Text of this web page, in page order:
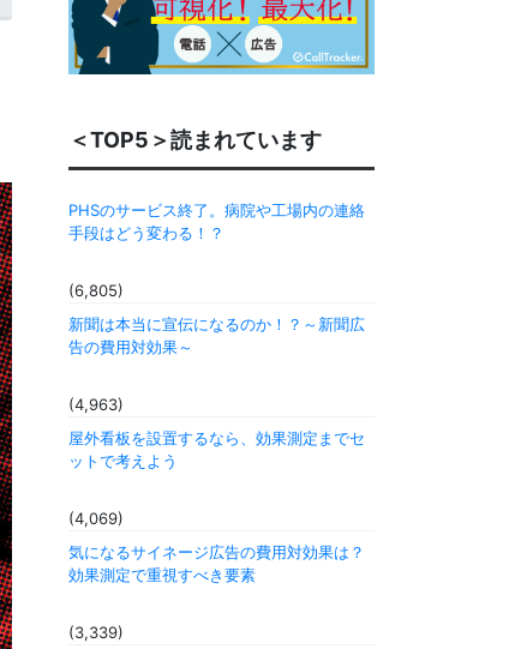
＜TOP5＞読まれています
PHSのサービス終了。病院や工場内の連絡
手段はどう変わる！？
(6,805)
新聞は本当に宣伝になるのか！？～新聞広
告の費用対効果～
(4,963)
屋外看板を設置するなら、効果測定までセ
ットで考えよう
(4,069)
気になるサイネージ広告の費用対効果は？
効果測定で重視すべき要素
(3,339)